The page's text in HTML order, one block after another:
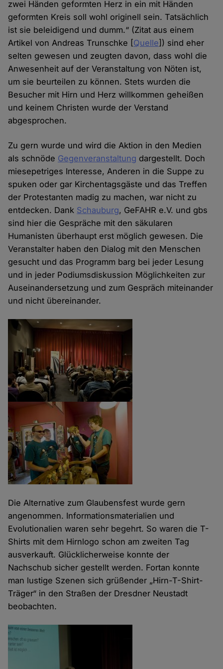
zwei Händen geformten Herz in ein mit Händen
geformten Kreis soll wohl originell sein. Tatsächlich
ist sie beleidigend und dumm.“ (Zitat aus einem
Artikel von Andreas Trunschke [Quelle]) sind eher
selten gewesen und zeugten davon, dass wohl die
Anwesenheit auf der Veranstaltung von Nöten ist,
um sie beurteilen zu können. Stets wurden die
Besucher mit Hirn und Herz willkommen geheißen
und keinem Christen wurde der Verstand
abgesprochen.
Zu gern wurde und wird die Aktion in den Medien
als schnöde Gegenveranstaltung dargestellt. Doch
miesepetriges Interesse, Anderen in die Suppe zu
spuken oder gar Kirchentagsgäste und das Treffen
der Protestanten madig zu machen, war nicht zu
entdecken. Dank Schauburg, GeFAHR e.V. und gbs
sind hier die Gespräche mit den säkularen
Humanisten überhaupt erst möglich gewesen. Die
Veranstalter haben den Dialog mit den Menschen
gesucht und das Programm barg bei jeder Lesung
und in jeder Podiumsdiskussion Möglichkeiten zur
Auseinandersetzung und zum Gespräch miteinander
und nicht übereinander.
Die Alternative zum Glaubensfest wurde gern
angenommen. Informationsmaterialien und
Evolutionalien waren sehr begehrt. So waren die T-
Shirts mit dem Hirnlogo schon am zweiten Tag
ausverkauft. Glücklicherweise konnte der
Nachschub sicher gestellt werden. Fortan konnte
man lustige Szenen sich grüßender „Hirn-T-Shirt-
Träger“ in den Straßen der Dresdner Neustadt
beobachten.